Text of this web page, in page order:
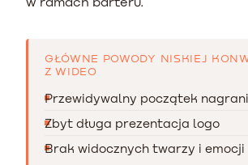
GŁÓWNE POWODY NISKIEJ
Z WIDEO
Przewidywalny początek
Zbyt długa prezentacja logo
Brak widocznych twarzy i emocji